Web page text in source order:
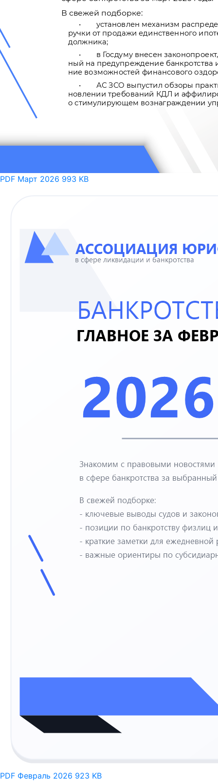
PDF Март 2026 993 KB
PDF Февраль 2026 923 KB